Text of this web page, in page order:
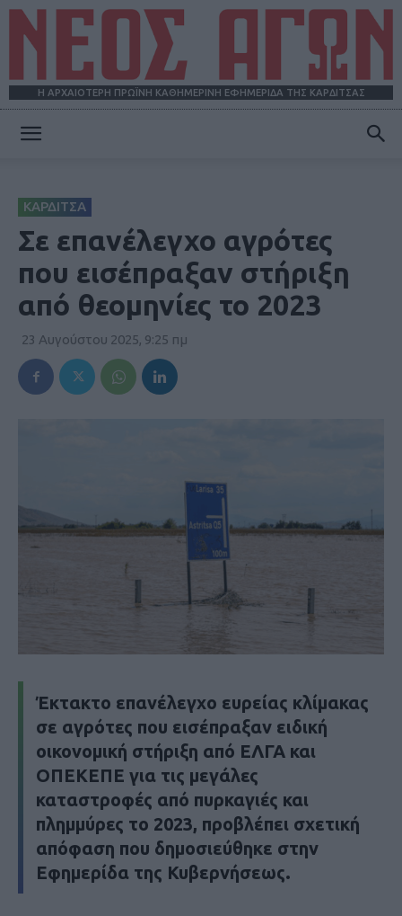
Η ΑΡΧΑΙΟΤΕΡΗ ΠΡΩΪΝΗ ΚΑΘΗΜΕΡΙΝΗ ΕΦΗΜΕΡΙΔΑ ΤΗΣ ΚΑΡΔΙΤΣΑΣ
ΚΑΡΔΙΤΣΑ
Σε επανέλεγχο αγρότες
που εισέπραξαν στήριξη
από θεομηνίες το 2023
23 Αυγούστου 2025, 9:25 πμ
Έκτακτο επανέλεγχο ευρείας κλίμακας
σε αγρότες που εισέπραξαν ειδική
οικονομική στήριξη από ΕΛΓΑ και
ΟΠΕΚΕΠΕ για τις μεγάλες
καταστροφές από πυρκαγιές και
πλημμύρες το 2023, προβλέπει σχετική
απόφαση που δημοσιεύθηκε στην
Εφημερίδα της Κυβερνήσεως.